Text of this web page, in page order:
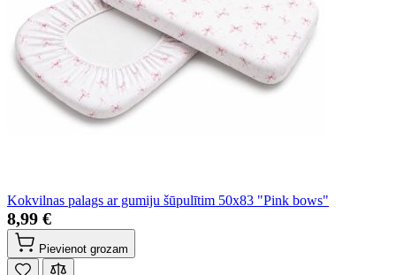
Kokvilnas palags ar gumiju šūpulītim 50x83 "Pink bows"
8,99 €
Pievienot grozam